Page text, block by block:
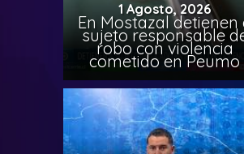
1 Agosto, 2026
En Mostazal detienen
sujeto responsable
robo con violencia
cometido en Peumo